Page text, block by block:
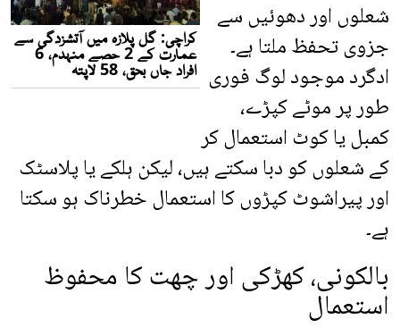
شعلوں اور دھوئیں سے
جزوی تحفظ ملتا ہے۔
ادگرد موجود لوگ فوری
طور پر موٹے کپڑے،
کمبل یا کوٹ استعمال کر
کے شعلوں کو دبا سکتے ہیں، لیکن ہلکے یا پلاسٹک
اور پیراشوٹ کپڑوں کا استعمال خطرناک ہو سکتا
ہے۔
بالکونی، کھڑکی اور چھت کا محفوظ
استعمال